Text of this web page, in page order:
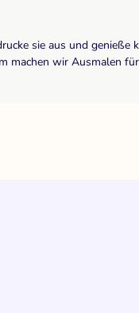
sie aus und
machen wir Ausmalen